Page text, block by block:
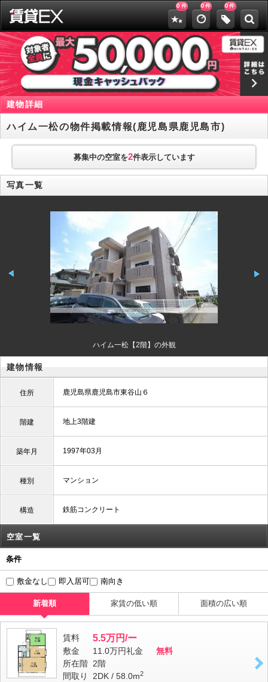
0 件 0件 0件
建物詳細
ハイム一松の物件掲載情報(鹿児島県鹿児島市)
募集中の空室を2件表示しています
写真一覧
ハイム一松【2階】の外観
建物情報
住所 鹿児島県鹿児島市東谷山６
階建 地上3階建
築年月 1997年03月
種別 マンション
構造 鉄筋コンクリート
空室一覧
条件
敷金なし 即入居可 南向き
新着順 家賃の低い順 面積の広い順
賃料 5.5万円/ー
敷金 11.0万円礼金
無料
所在階 2階
間取り
2DK / 58.0m2